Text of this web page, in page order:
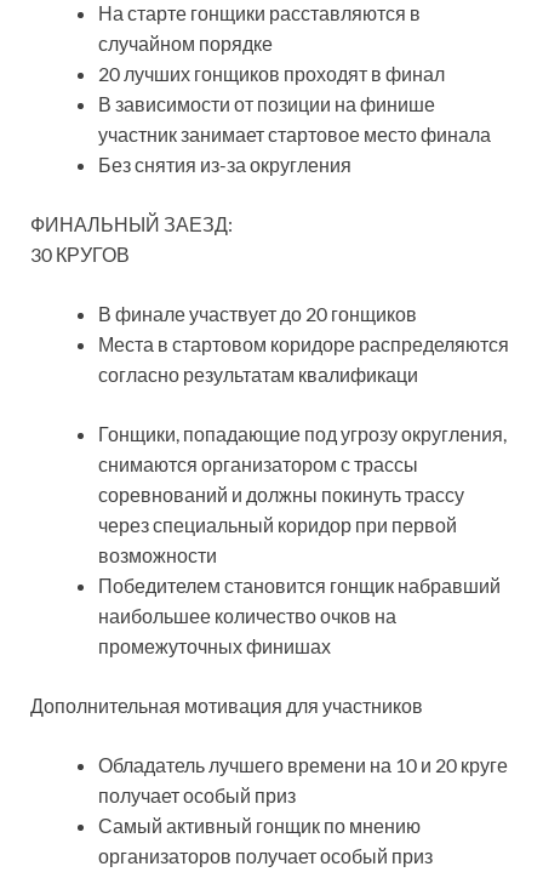
На старте гонщики расставляются в
случайном порядке
20 лучших гонщиков проходят в финал
В зависимости от позиции на финише
участник занимает стартовое место финала
Без снятия из-за округления
ФИНАЛЬНЫЙ ЗАЕЗД:
30 КРУГОВ
В финале участвует до 20 гонщиков
Места в стартовом коридоре распределяются
согласно результатам квалификаци
Гонщики, попадающие под угрозу округления,
снимаются организатором с трассы
соревнований и должны покинуть трассу
через специальный коридор при первой
возможности
Победителем становится гонщик набравший
наибольшее количество очков на
промежуточных финишах
Дополнительная мотивация для участников
Обладатель лучшего времени на 10 и 20 круге
получает особый приз
Самый активный гонщик по мнению
организаторов получает особый приз